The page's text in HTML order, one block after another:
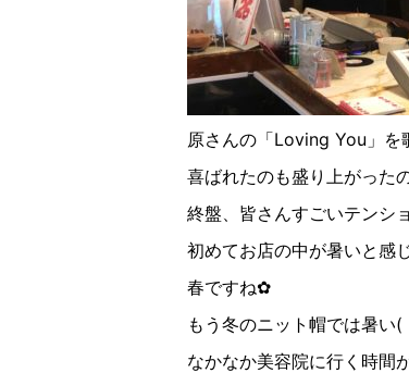
原さんの「Loving You 」
喜ばれたのも盛り上がった
終盤、皆さんすごいテンシ
初めてお店の中が暑いと感
春ですね✿︎
もう冬のニット帽では暑い(
なかなか美容院に行く時間